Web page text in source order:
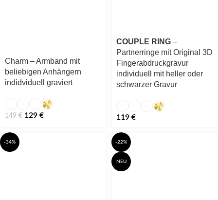
Charm – Armband mit
beliebigen Anhängern
indidviduell graviert
149€ 129 €
COUPLE RING –
Partnerringe mit Original 3D
Fingerabdruckgravur
individuell mit heller oder
schwarzer Gravur
119 €
-34% -22%
NEU